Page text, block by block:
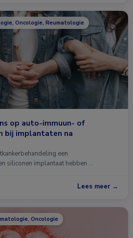
Oncologie, Reumatologie
op auto-immuun- of
bij implantaten na
een
siliconen implantaat hebben …
Lees meer →
Oncologie